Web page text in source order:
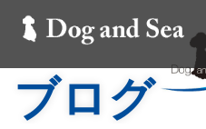
ブログ